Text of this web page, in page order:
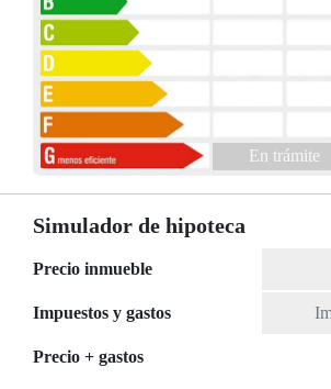
En trámite
Simulador de hipoteca
Precio inmueble
Impuestos y gastos
Precio + gastos